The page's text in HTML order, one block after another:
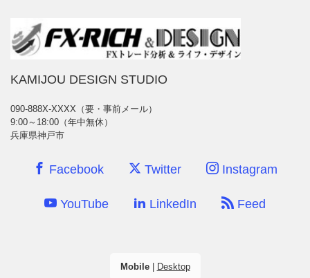
KAMIJOU DESIGN STUDIO
090-888X-XXXX（要・事前メール）
9:00～18:00（年中無休）
兵庫県神戸市
Facebook Twitter Instagram
YouTube LinkedIn Feed
Mobile| Desktop